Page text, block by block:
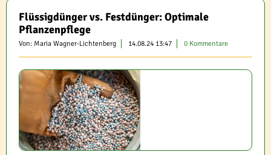
Flüssigdünger vs. Festdünger: Optimale
Pflanzenpflege
Von: Maria Wagner-Lichtenberg 14.08.24 13:47 0 Kommentare